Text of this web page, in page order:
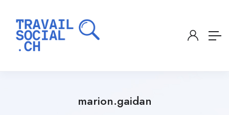
marion.gaidan